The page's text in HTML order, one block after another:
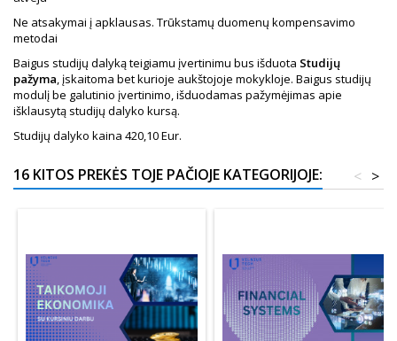
Ne atsakymai į apklausas. Trūkstamų duomenų kompensavimo
metodai
Baigus studijų dalyką teigiamu įvertinimu bus išduota Studijų
pažyma, įskaitoma bet kurioje aukštojoje mokykloje. Baigus studijų
modulį be galutinio įvertinimo, išduodamas pažymėjimas apie
išklausytą studijų dalyko kursą.
Studijų dalyko kaina 420,10 Eur.
16 KITOS PREKĖS TOJE PAČIOJE KATEGORIJOJE: >
<